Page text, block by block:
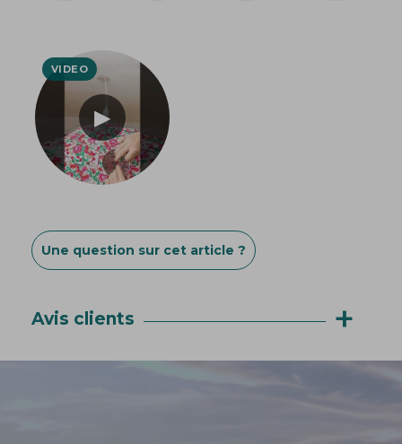
Une question sur cet article ?
Avis clients +